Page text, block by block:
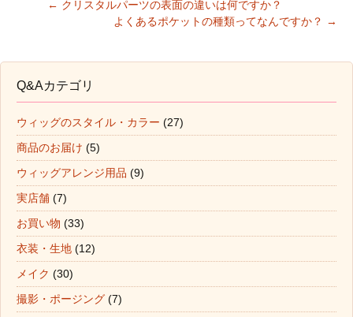
Post navigation
← クリスタルパーツの表面の違いは何ですか？
よくあるポケットの種類ってなんですか？ →
Q&Aカテゴリ
ウィッグのスタイル・カラー (27)
商品のお届け (5)
ウィッグアレンジ用品 (9)
実店舗 (7)
お買い物 (33)
衣装・生地 (12)
メイク (30)
撮影・ポージング (7)